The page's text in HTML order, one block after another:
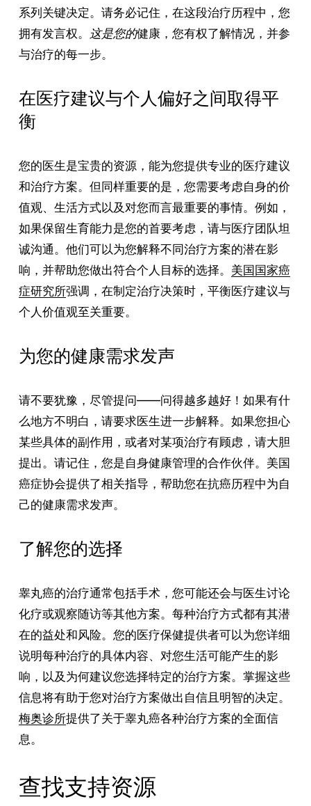
系列关键决定。请务必记住，在这段治疗历程中，您
拥有发言权。
这是您的健康，您有权了解情况，并参
与治疗的每一步。
在医疗建议与个人偏好之间取得平
衡
您的医生是宝贵的资源，能为您提供专业的医疗建议
和治疗方案。但同样重要的是，您需要考虑自身的价
值观、生活方式以及对您而言最重要的事情。例如，
如果保留生育能力是您的首要考虑，请与医疗团队坦
诚沟通。他们可以为您解释不同治疗方案的潜在影
响，并帮助您做出符合个人目标的选择。 美国国家癌
症研究所强调，在制定治疗决策时，平衡医疗建议与
个人价值观至关重要。
为您的健康需求发声
请不要犹豫，尽管提问——问得越多越好！如果有什
么地方不明白，请要求医生进一步解释。如果您担心
某些具体的副作用，或者对某项治疗有顾虑，请大胆
提出。请记住，您是自身健康管理的合作伙伴。美国
癌症协会提供了相关指导，帮助您在抗癌历程中为自
己的健康需求发声。
了解您的选择
睾丸癌的治疗通常包括手术，您可能还会与医生讨论
化疗或观察随访等其他方案。每种治疗方式都有其潜
在的益处和风险。您的医疗保健提供者可以为您详细
说明每种治疗的具体内容、对您生活可能产生的影
响，以及为何建议您选择特定的治疗方案。掌握这些
信息将有助于您对治疗方案做出自信且明智的决定。
梅奥诊所提供了关于睾丸癌各种治疗方案的全面信
息。
查找支持资源